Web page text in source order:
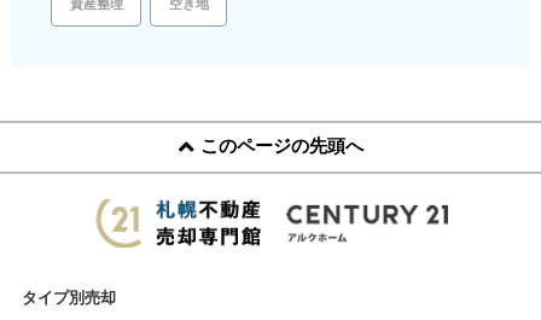
資産整理 空き地
このページの先頭へ
タイプ別売却